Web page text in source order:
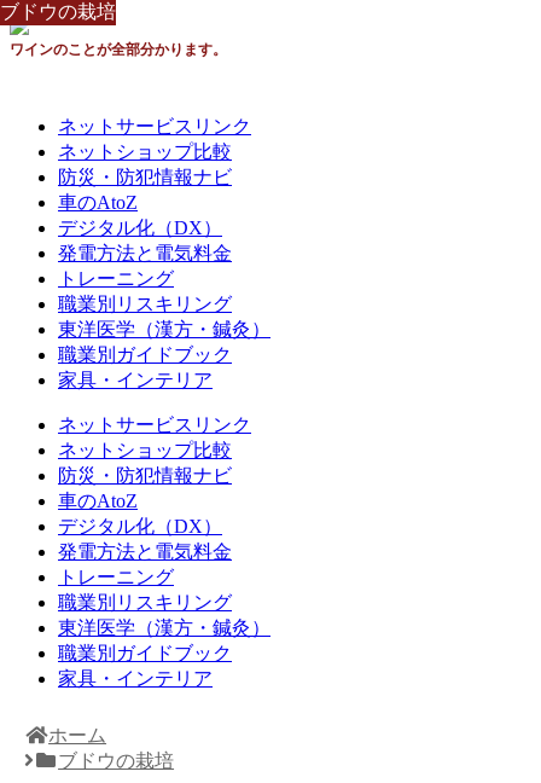
ワインのことが全部分かります。
ネットサービスリンク
ネットショップ比較
防災・防犯情報ナビ
車のAtoZ
デジタル化（DX）
発電方法と電気料金
トレーニング
職業別リスキリング
東洋医学（漢方・鍼灸）
職業別ガイドブック
家具・インテリア
ネットサービスリンク
ネットショップ比較
防災・防犯情報ナビ
車のAtoZ
デジタル化（DX）
発電方法と電気料金
トレーニング
職業別リスキリング
東洋医学（漢方・鍼灸）
職業別ガイドブック
家具・インテリア
ホーム
ブドウの栽培
ブドウの栽培
ブドウの栽培
ブドウの栽培
ブドウの栽培
ブドウの栽培
ブドウの栽培
ブドウの栽培
ブドウの栽培
ブドウの栽培